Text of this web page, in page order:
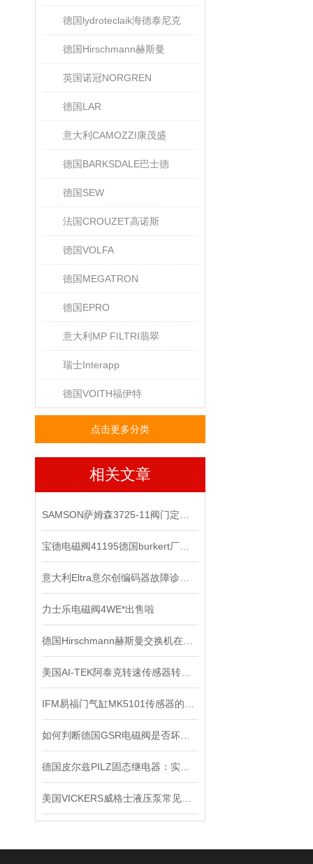
德国lydroteclaik海德泰尼克
德国Hirschmann赫斯曼
英国诺冠NORGREN
德国LAR
意大利CAMOZZI康茂盛
德国BARKSDALE巴士德
德国SEW
法国CROUZET高诺斯
德国VOLFA
德国MEGATRON
德国EPRO
意大利MP FILTRI翡翠
瑞士Interapp
德国VOITH福伊特
点击更多分类
相关文章
力士乐电磁阀4WE*出售啦